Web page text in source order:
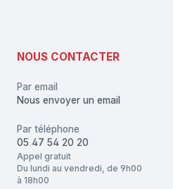
NOUS CONTACTER
Par email
Nous envoyer un email
Par téléphone
05 47 54 20 20
Appel gratuit
Du lundi au vendredi, de 9h00
à 18h00